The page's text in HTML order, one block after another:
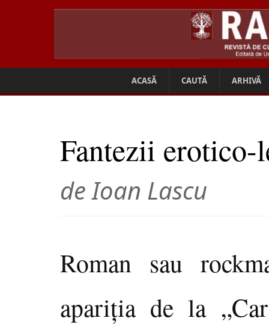
ACASĂ CAUTĂ ARHIVĂ
Fantezii erotico-
de Ioan Lascu
Roman sau
apariţia de la